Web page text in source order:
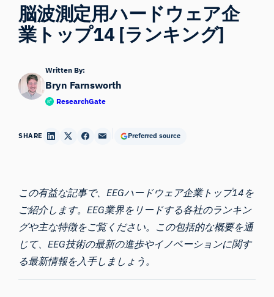
脳波測定用ハードウェア企
業トップ14 [ランキング]
Written By:
Bryn Farnsworth
ResearchGate
SHARE Preferred source
この有益な記事で、EEGハードウェア企業トップ14を
ご紹介します。EEG業界をリードする各社のランキン
グや主な特徴をご覧ください。この包括的な概要を通
じて、EEG技術の最新の進歩やイノベーションに関す
る最新情報を入手しましょう。